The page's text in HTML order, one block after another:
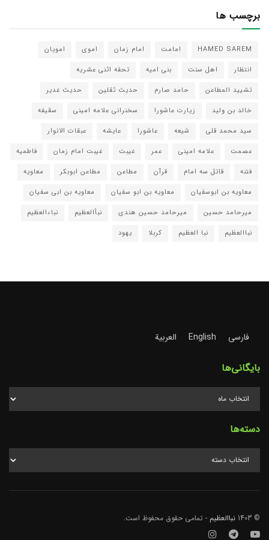
برچسب ها
HAMED SAREM امامت امام زمان اموی
امویان
انتظار
اهل سنت بنی امیه
تحفه اثنی عشریه
تشیید المطاعن
حامد صارم حدیث ثقلین
حدیث غدیر
خالد بن ولید
زیارت عاشورا سخنرانی علامه امینی
سقیفه
سید محمد قلی
شیعه عاشورا عایشه
عبقات الانوار
عصمت
علامه امینی عمر غیبت غیبت امام زمان
فاطمیه
فتنه
قاتل سه امام قرآن مطاعن مطاعن ابوبکر
معاویه
معاویه بن ابوسفیان
معاویه بن ابو سفیان
معاویه بن ابی سفیان
میرحامد حسین
میرحامد حسین هندی نبأالعظیم
نباءالعظیم
نباالعظیم
نبا العظیم کربلا یهود
فارسی English العربية
بایگانی‌ها
بایگانی‌ها
دسته‌ها
دسته‌ها
© 1403 نباالعظیم - تمامی حقوق محفوظ است.